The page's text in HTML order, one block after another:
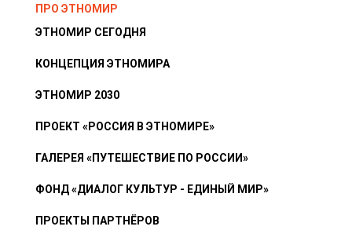
ПРО ЭТНОМИР
ЭТНОМИР СЕГОДНЯ
КОНЦЕПЦИЯ ЭТНОМИРА
ЭТНОМИР 2030
ПРОЕКТ «РОССИЯ В ЭТНОМИРЕ»
ГАЛЕРЕЯ «ПУТЕШЕСТВИЕ ПО РОССИИ»
ФОНД «ДИАЛОГ КУЛЬТУР - ЕДИНЫЙ МИР»
ПРОЕКТЫ ПАРТНЁРОВ